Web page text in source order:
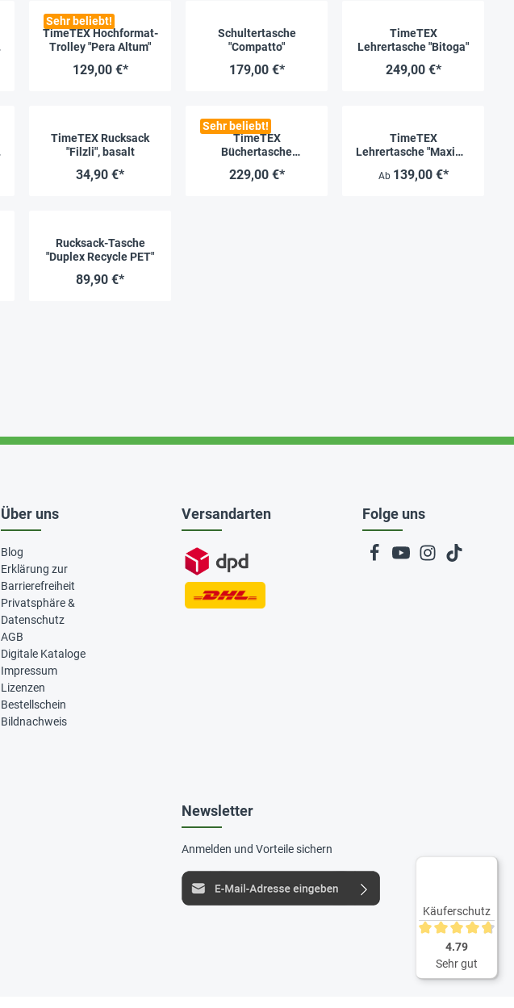
Sehr beliebt!
TimeTEX Hochformat-
Trolley "Pera Altum"
129,00 €*
Schultertasche
"Compatto"
179,00 €*
TimeTEX
Lehrertasche "Bitoga"
249,00 €*
TimeTEX Rucksack
"Filzli", basalt
34,90 €*
Sehr beliebt!
TimeTEX
Büchertasche
229,00 €*
TimeTEX
Lehrertasche "Maxima
Ab 139,00 €*
Rucksack-Tasche
"Duplex Recycle PET"
89,90 €*
Folge uns
Über uns
Blog
Erklärung zur
Barrierefreiheit
Privatsphäre &
Datenschutz
AGB
Digitale Kataloge
Impressum
Lizenzen
Bestellschein
Bildnachweis
Newsletter
Anmelden und Vorteile sichern
Versandarten
Käuferschutz
Durchschnittliche
4.79
Sehr gut